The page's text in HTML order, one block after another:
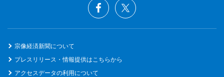
宗像経済新聞について
プレスリリース・情報提供はこちらから
アクセスデータの利用について